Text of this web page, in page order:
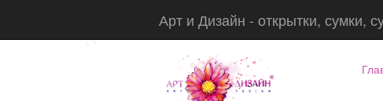
Арт и Дизайн - открытки, сумки,